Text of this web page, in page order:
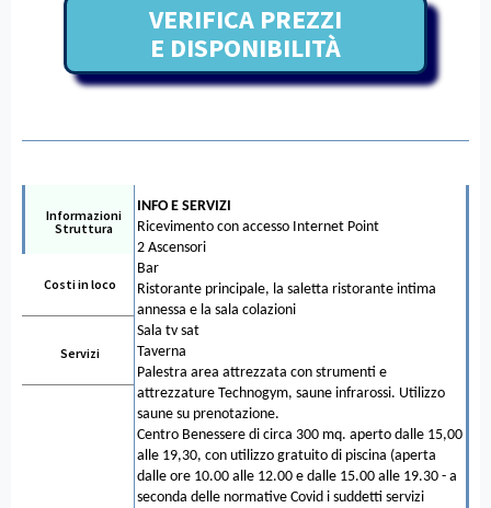
VERIFICA PREZZI
E DISPONIBILITÀ
Informazioni
Struttura
Costi in loco
Servizi
INFO E SERVIZI
Ricevimento con accesso Internet Point
2 Ascensori
Bar
Ristorante principale, la saletta ristorante intima
annessa e la sala colazioni
Sala tv sat
Taverna
Palestra area attrezzata con strumenti e
attrezzature Technogym, saune infrarossi. Utilizzo
saune su prenotazione.
Centro Benessere di circa 300 mq. aperto dalle 15,00
alle 19,30, con utilizzo gratuito di piscina (aperta
dalle ore 10.00 alle 12.00 e dalle 15.00 alle 19.30 - a
seconda delle normative Covid i suddetti servizi